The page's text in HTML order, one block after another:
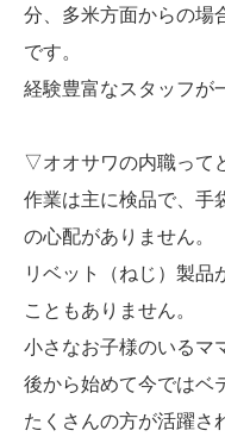
分、多米方面からの場
です。
経験豊富なスタッフが
▽オオサワの内職って
作業は主に検品で、手
の心配がありません。
リベット（ねじ）製品
こともありません。
小さなお子様のいるマ
後から始めて今ではベ
たくさんの方が活躍さ